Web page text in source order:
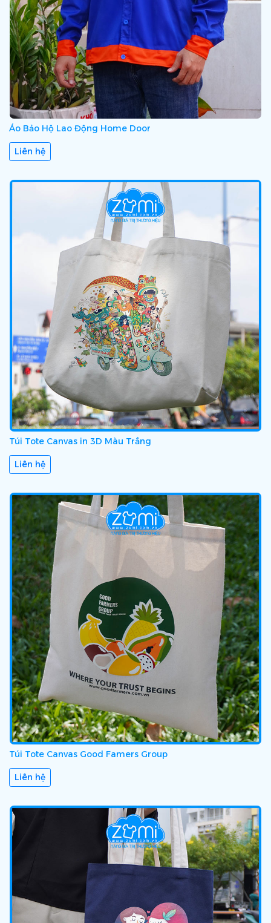
Áo Bảo Hộ Lao Động Home Door
Liên hệ
Túi Tote Canvas in 3D Màu Trắng
Liên hệ
Túi Tote Canvas Good Famers Group
Liên hệ